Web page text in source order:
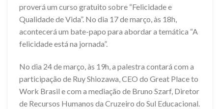
proverá um curso gratuito sobre “Felicidade e
Qualidade de Vida”. No dia 17 de março, às 18h,
acontecerá um bate-papo para abordar a temática “A
felicidade está na jornada”.
No dia 24 de março, às 19h, a palestra contará com a
participação de Ruy Shiozawa, CEO do Great Place to
Work Brasil e com a mediação de Bruno Szarf, Diretor
de Recursos Humanos da Cruzeiro do Sul Educacional.